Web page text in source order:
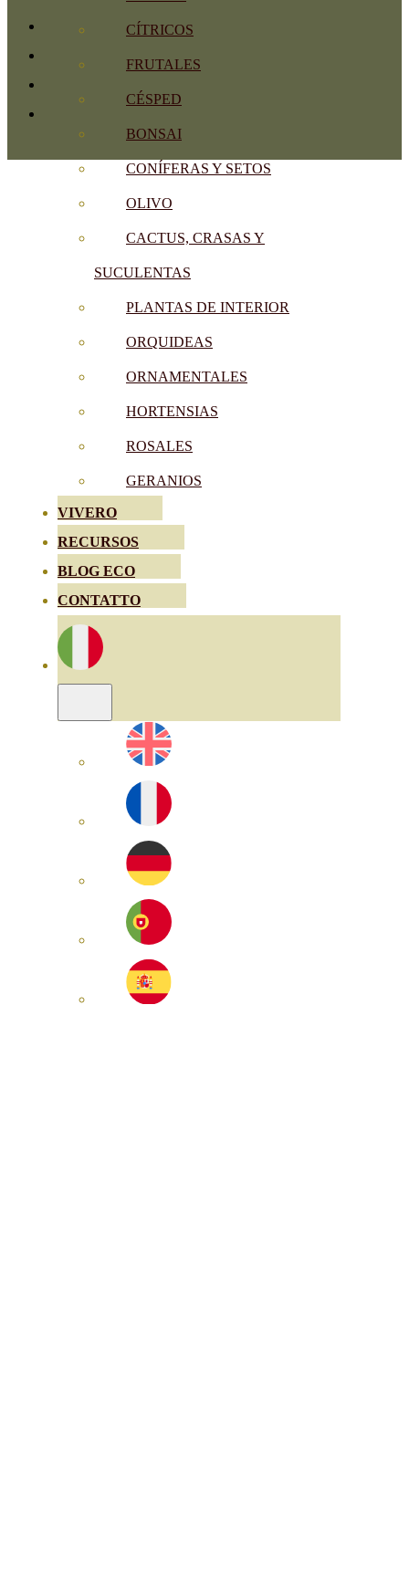
CÍTRICOS
FRUTALES
CÉSPED
BONSAI
CONÍFERAS Y SETOS
OLIVO
CACTUS, CRASAS Y
SUCULENTAS
PLANTAS DE INTERIOR
ORQUIDEAS
ORNAMENTALES
HORTENSIAS
ROSALES
GERANIOS
VIVERO
RECURSOS
BLOG ECO
CONTATTO